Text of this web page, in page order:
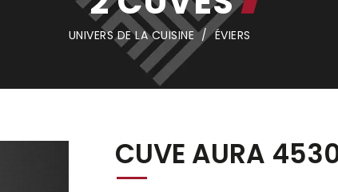
UNIVERS DE LA CUISINE/ÉVIERS
CUVE AURA